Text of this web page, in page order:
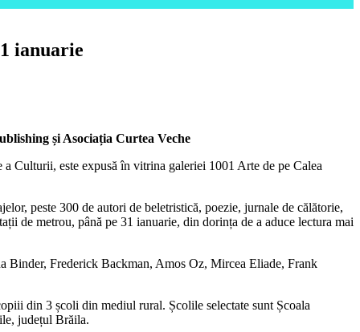
ianuarie
și Asociația Curtea Veche
Culturii, este expusă în vitrina galeriei 1001 Arte de pe Calea
peste 300 de autori de beletristică, poezie, jurnale de călătorie,
de metrou, până pe 31 ianuarie, din dorința de a aduce lectura mai
Binder, Frederick Backman, Amos Oz, Mircea Eliade, Frank
din 3 școli din mediul rural. Școlile selectate sunt Școala
județul Brăila.